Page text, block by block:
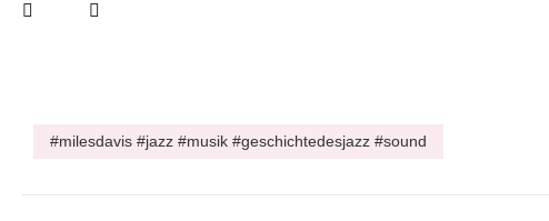
#milesdavis #jazz #musik #geschichtedesjazz #sound